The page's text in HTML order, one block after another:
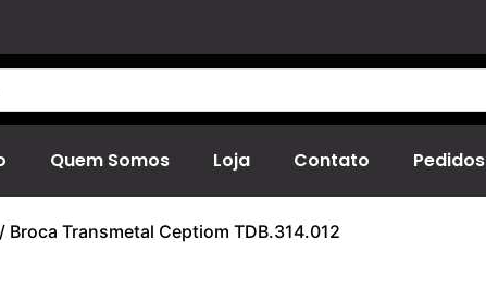
Quem Somos Loja Contato Pedidos
/ Broca Transmetal Ceptiom TDB.314.012